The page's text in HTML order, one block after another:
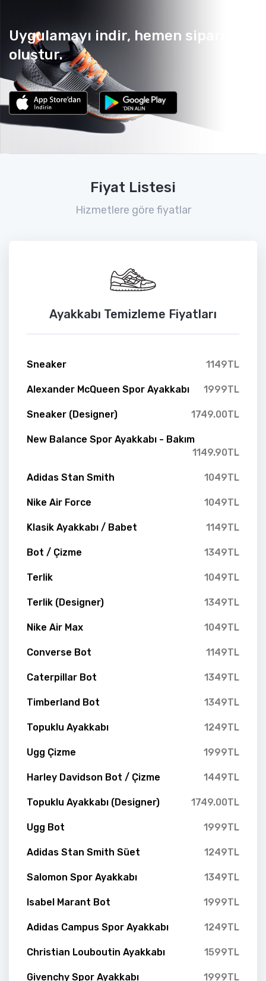
Uygulamayı indir, hemen sipariş
oluştur.
Fiyat Listesi
Hizmetlere göre fiyatlar
Ayakkabı Temizleme Fiyatları
Sneaker 1149TL
Alexander McQueen Spor Ayakkabı 1999TL
Sneaker (Designer) 1749.00TL
New Balance Spor Ayakkabı - Bakım
1149.90TL
Adidas Stan Smith 1049TL
Nike Air Force 1049TL
Klasik Ayakkabı / Babet 1149TL
Bot / Çizme 1349TL
Terlik 1049TL
Terlik (Designer) 1349TL
Nike Air Max 1049TL
Converse Bot 1149TL
Caterpillar Bot 1349TL
Timberland Bot 1349TL
Topuklu Ayakkabı 1249TL
Ugg Çizme 1999TL
Harley Davidson Bot / Çizme 1449TL
Topuklu Ayakkabı (Designer) 1749.00TL
Ugg Bot 1999TL
Adidas Stan Smith Süet 1249TL
Salomon Spor Ayakkabı 1349TL
Isabel Marant Bot 1999TL
Adidas Campus Spor Ayakkabı 1249TL
Christian Louboutin Ayakkabı 1599TL
Givenchy Spor Ayakkabı 1999TL